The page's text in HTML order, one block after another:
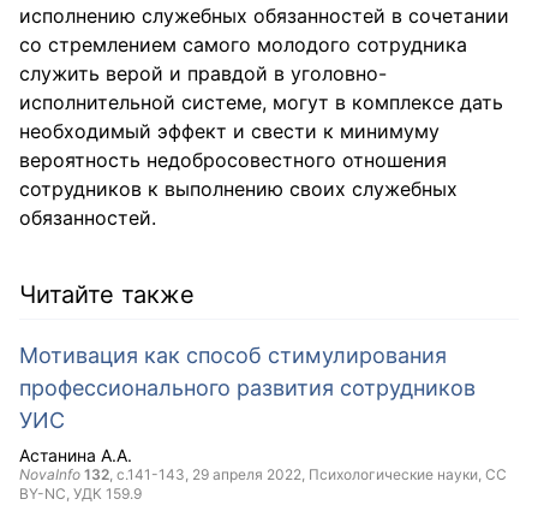
исполнению служебных обязанностей в сочетании
со стремлением самого молодого сотрудника
служить верой и правдой в уголовно-
исполнительной системе, могут в комплексе дать
необходимый эффект и свести к минимуму
вероятность недобросовестного отношения
сотрудников к выполнению своих служебных
обязанностей.
Читайте также
Мотивация как способ стимулирования
профессионального развития сотрудников
УИС
Астанина А.А.
NovaInfo 132, с.141-143, 29 апреля 2022, Психологические науки, CC
BY-NC, УДК 159.9